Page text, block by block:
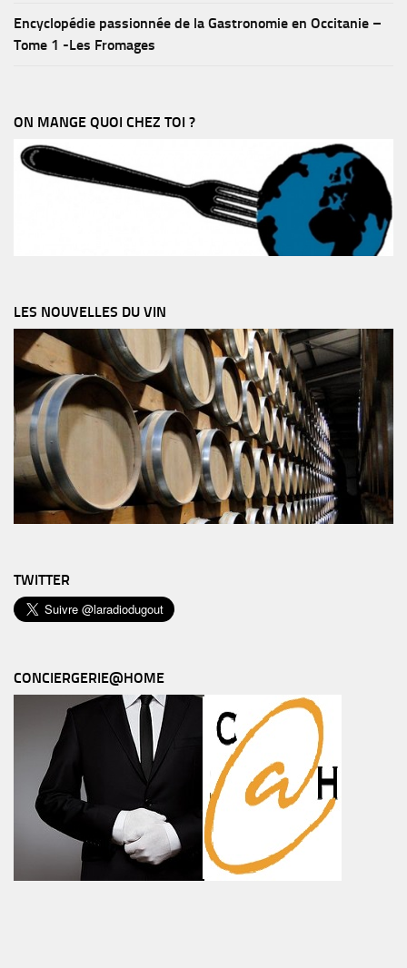
Encyclopédie passionnée de la Gastronomie en Occitanie –
Tome 1 -Les Fromages
ON MANGE QUOI CHEZ TOI ?
LES NOUVELLES DU VIN
TWITTER
CONCIERGERIE@HOME